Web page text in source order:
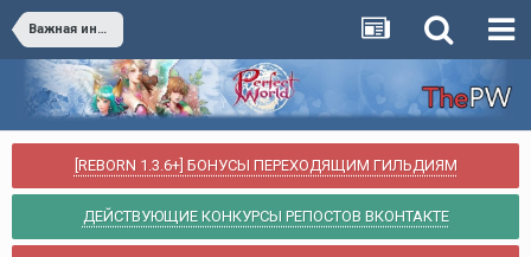
Важная информация
[REBORN 1.3.6+] БОНУСЫ ПЕРЕХОДЯЩИМ ГИЛЬДИЯМ
ДЕЙСТВУЮЩИЕ КОНКУРСЫ РЕПОСТОВ ВКОНТАКТЕ